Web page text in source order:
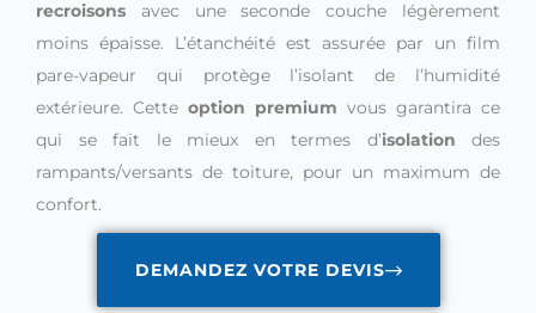
recroisons avec une seconde couche légèrement
moins épaisse. L’étanchéité est assurée par un film
pare-vapeur qui protège l’isolant de l’humidité
extérieure. Cette option premium vous garantira ce
qui se fait le mieux en termes d’isolation des
rampants/versants de toiture, pour un maximum de
confort.
DEMANDEZ VOTRE DEVIS